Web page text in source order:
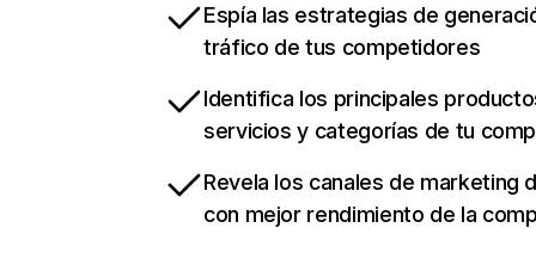
Espía las estrategias de
tráfico de tus competidores
Identifica los principales
servicios y categorías de tu
Revela los canales de marketing
con mejor rendimiento de la